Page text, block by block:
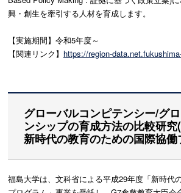
興・創生を牽引する人材を育成します。
【実施期間】令和5年度～
【関連リンク】 https://region-
グローバルコンピテンシー/グ
ンシップの育成方法の比較研
新時代の教育のための国際協
福島大学は、文科省による平成29年度「新時代